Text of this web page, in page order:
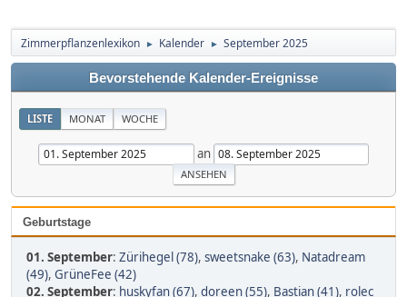
Zimmerpflanzenlexikon ► Kalender ► September 2025
Bevorstehende Kalender-Ereignisse
LISTE MONAT WOCHE
an
Geburtstage
01. September: Zürihegel (78), sweetsnake (63), Natadream
(49), GrüneFee (42)
02. September: huskyfan (67), doreen (55), Bastian (41), rolec